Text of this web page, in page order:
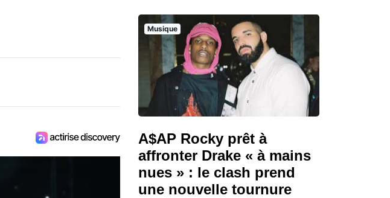
Musique
A$AP Rocky prêt à
affronter Drake « à mains
nues » : le clash prend
une nouvelle tournure